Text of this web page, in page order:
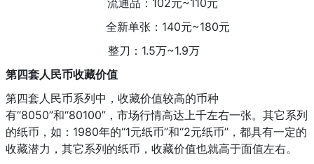
全新单张：140元~180元
整刀：1.5万~1.9万
第四套人民币收藏价值
第四套人民币系列中，收藏价值较高的币种
有“8050”和“80100”，市场行情高达上千左右一张。其它系列
的纸币，如：1980年的“1元纸币”和“2元纸币”，都具有一定的
收藏潜力，其它系列的纸币，收藏价值也就高于面值左右。